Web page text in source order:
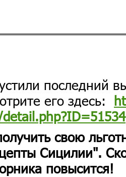
последний
его здесь:
свою
Сицилии".
повысится!